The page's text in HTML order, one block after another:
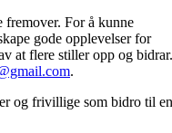
For å kunne
gode opplevelser for
at flere stiller opp og bidrar.
.
og frivillige som bidro til en